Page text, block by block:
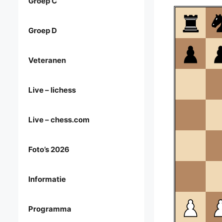
Groep D
Veteranen
Live – lichess
Live – chess.com
Foto’s 2026
Informatie
Programma